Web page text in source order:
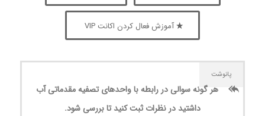
آموزش فعال کردن اکانت VIP
پانوشت
هر گونه سوالی در رابطه با واحدهای تصفیه مقدماتی آب‌
داشتید در نظرات ثبت کنید تا بررسی شود.